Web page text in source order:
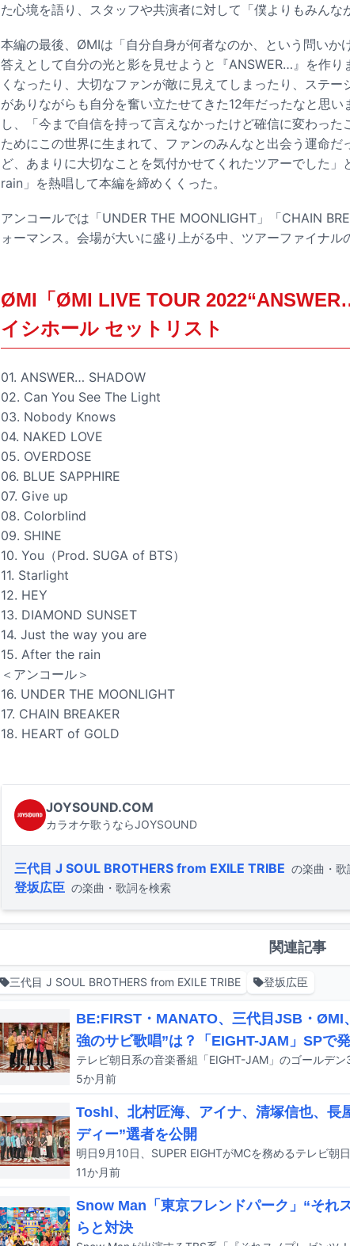
た心境を語り、スタッフや共演者に対して「僕よりもみんな
本編の最後、ØMIは「自分自身が何者なのか、という問い
答えとして自分の光と影を見せようと『ANSWER…』を作
くなったり、大切なファンが敵に見えてしまったり、ステ
がありながらも自分を奮い立たせてきた12年だったなと思
し、「今まで自信を持って言えなかったけど確信に変わっ
ためにこの世界に生まれて、ファンのみんなと出会う運命
ど、あまりに大切なことを気付かせてくれたツアーでした
rain」を熱唱して本編を締めくくった。
アンコールでは「UNDER THE MOONLIGHT」「CHAIN
ォーマンス。会場が大いに盛り上がる中、ツアーファイナル
ØMI「ØMI LIVE TOUR
イシホール セットリスト
01. ANSWER… SHADOW
02. Can You See The Light
03. Nobody Knows
04. NAKED LOVE
05. OVERDOSE
06. BLUE SAPPHIRE
07. Give up
08. Colorblind
09. SHINE
10. You（Prod. SUGA of BTS）
11. Starlight
12. HEY
13. DIAMOND SUNSET
14. Just the way you are
15. After the rain
＜アンコール＞
16. UNDER THE MOONLIGHT
17. CHAIN BREAKER
18. HEART of GOLD
JOYSOUND.COM
カラオケ歌うならJOYSOUND
三代目 J SOUL BROTHERS from EXILE TRIBE の楽曲・歌
登坂広臣 の楽曲・歌詞を検索
関連記事
三代目 J SOUL BROTHERS from EXILE TRIBE 登坂広臣
BE:FIRST・MANATO、三代目JSB・ØMI
強のサビ歌唱”は？「EIGHT-JAM」SPで
5か月前
Toshl、北村匠海、アイナ、清塚信也、
ディー”選者を公開
11か月前
Snow Man「東京フレンドパーク」“それ
らと対決